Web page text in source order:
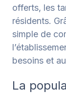
offerts, les
résidents.
simple de
besoins et
La